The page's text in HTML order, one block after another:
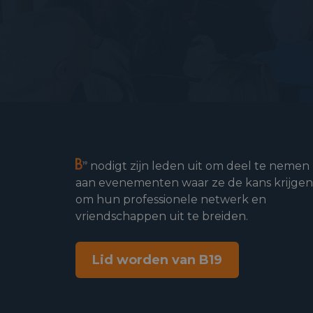
nodigt zijn leden uit om deel te nemen
aan evenementen waar ze de kans krijgen
om hun professionele netwerk en
vriendschappen uit te breiden.
Lid worden van B19